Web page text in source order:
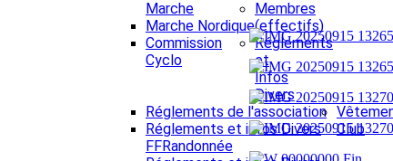
Marche
Marche Nordique
Commission
Cyclo
Membres
(effectifs)
Réglements
et
Infos
Divers
Réglements de l'association
Réglements et infos Divers
FFRandonnée
Club